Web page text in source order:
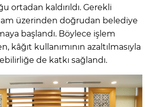
ortadan kaldırıldı. Gerekli
üzerinden doğrudan belediye
başlandı. Böylece işlem
kâğıt kullanımının azaltılmasıyla
de katkı sağlandı.